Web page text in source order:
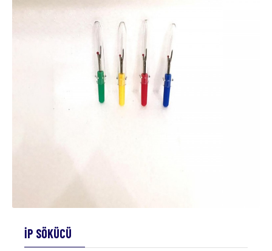
İP SÖKÜCÜ